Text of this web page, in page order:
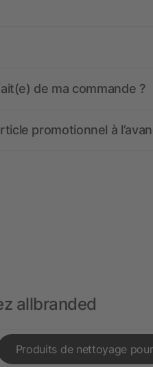
de ma commande ?
promotionnel à
allbranded
Produits de nettoyage